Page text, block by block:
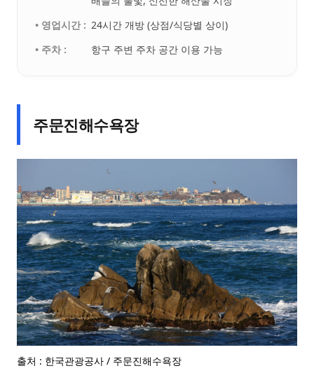
• 영업시간 : 24시간 개방 (상점/식당별 상이)
• 주차 :
항구 주변 주차 공간 이용 가능
주문진해수욕장
출처 : 한국관광공사 / 주문진해수욕장